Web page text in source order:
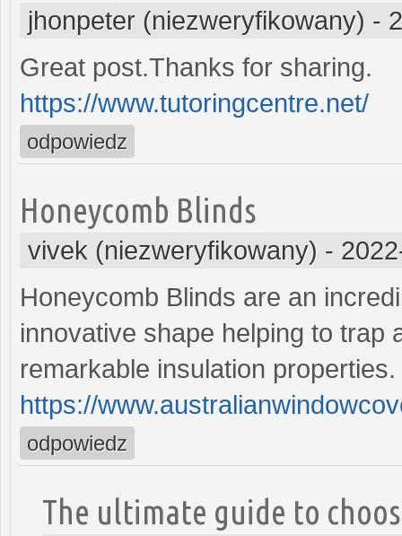
jhonpeter (niezweryfikowany) -
Great post.Thanks for sharing.
https://www.tutoringcentre.net/
odpowiedz
Honeycomb Blinds
vivek (niezweryfikowany) -
Honeycomb Blinds are an
innovative shape helping to trap
remarkable insulation properties.
https://
odpowiedz
The ultimate guide to